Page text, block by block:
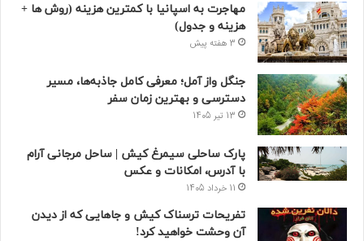
مهاجرت به اسپانیا با کمترین هزینه (روش ها +
هزینه و جدول)
3 هفته پیش
جنگل واز آمل؛ معرفی کامل جاذبه‌ها، مسیر
دسترسی و بهترین زمان سفر
13 تیر 1405
پارک ساحلی سیمرغ کیش | ساحل مرجانی آرام
با آدرس، امکانات و عکس
11 خرداد 1405
تفریحات ترسناک کیش و جاهایی که از دیدن
آن وحشت خواهید کرد!